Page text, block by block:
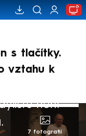
s tlačítky.
vztahu k
není
7 fotografií